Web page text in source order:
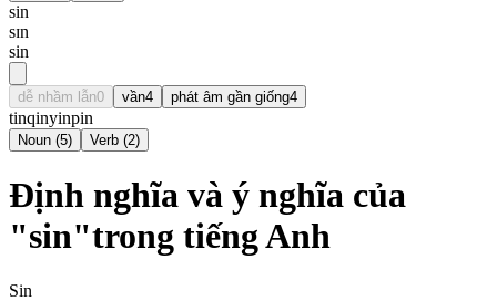
sin
sɪn
sin
dễ nhầm lẫn0 vần4 phát âm gần giống4
tinqinyinpin
Noun (5) Verb (2)
Định nghĩa và ý nghĩa của
"sin"trong tiếng Anh
Sin